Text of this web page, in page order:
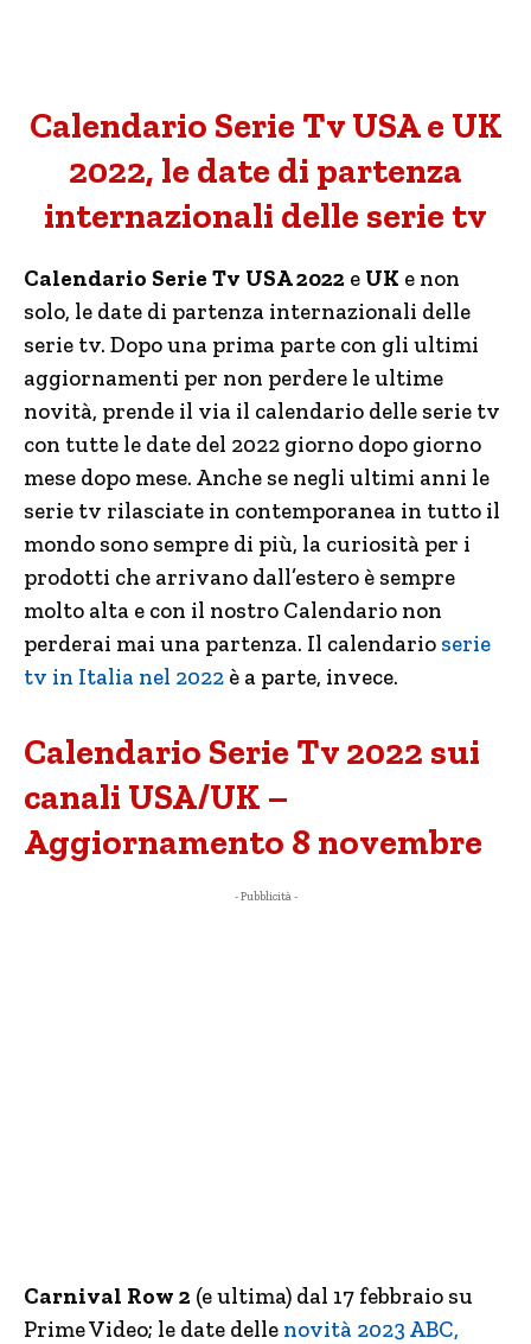
Calendario Serie Tv USA e UK
2022, le date di partenza
internazionali delle serie tv
Calendario Serie Tv USA 2022 e UK e non
solo, le date di partenza internazionali delle
serie tv. Dopo una prima parte con gli ultimi
aggiornamenti per non perdere le ultime
novità, prende il via il calendario delle serie tv
con tutte le date del 2022 giorno dopo giorno
mese dopo mese. Anche se negli ultimi anni le
serie tv rilasciate in contemporanea in tutto il
mondo sono sempre di più, la curiosità per i
prodotti che arrivano dall’estero è sempre
molto alta e con il nostro Calendario non
perderai mai una partenza. Il calendario serie
tv in Italia nel 2022 è a parte, invece.
Calendario Serie Tv 2022 sui
canali USA/UK –
Aggiornamento 8 novembre
- Pubblicità -
Carnival Row 2 (e ultima) dal 17 febbraio su
Prime Video; le date delle novità 2023 ABC,